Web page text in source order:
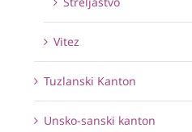
Vitez
Tuzlanski Kanton
Unsko-sanski kanton